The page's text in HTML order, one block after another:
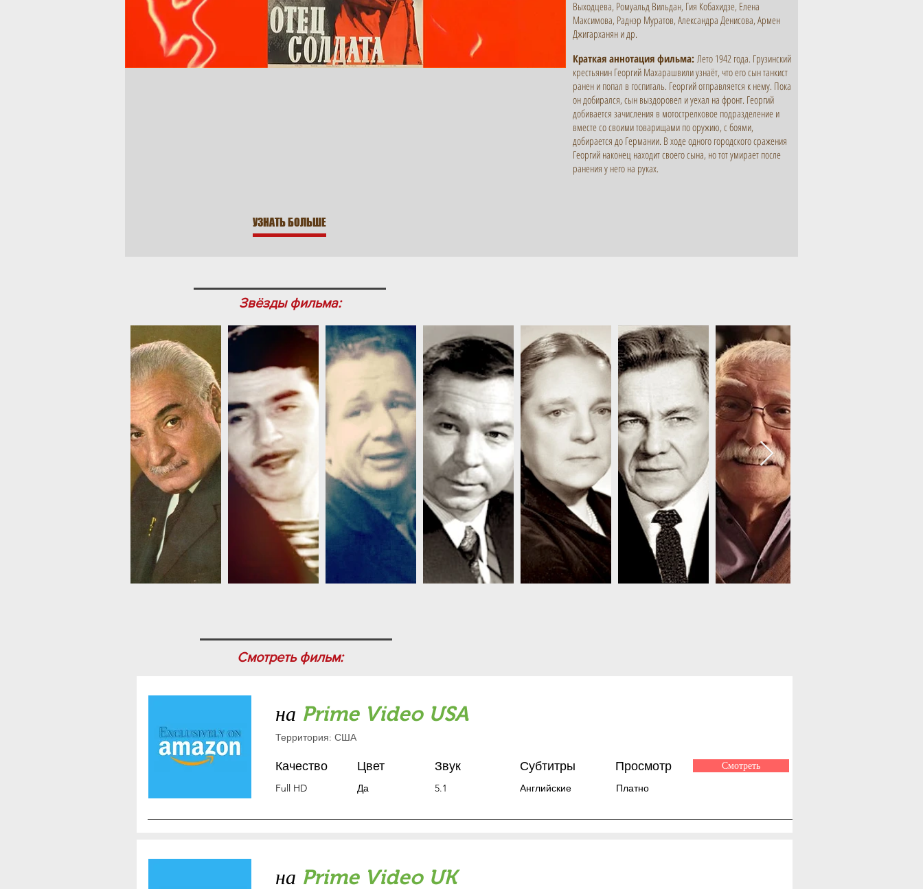
Выходцева, Ромуальд Вильдан, Гия Кобахидзе, Елена
Максимова, Раднэр Муратов, Александра Денисова, Армен
Джигарханян и др.
Краткая аннотация фильма: Лето 1942 года. Грузинский
крестьянин Георгий Махарашвили узнаёт, что его сын танкист
ранен и попал в госпиталь. Георгий отправляется к нему. Пока
он добирался, сын выздоровел и уехал на фронт. Георгий
добивается зачисления в мотострелковое подразделение и
вместе со своими товарищами по оружию, с боями,
добирается до Германии. В ходе одного городского сражения
Георгий наконец находит своего сына, но тот умирает после
ранения у него на руках.
УЗНАТЬ БОЛЬШЕ
Звёзды фильма:
Смотреть фильм:
на Prime Video USA
Территория: США
Качество
Full HD
Цвет Звук
Да 5.1
Субтитры
Английские
Просмотр
Платно
Смотреть
на Prime VideoUK